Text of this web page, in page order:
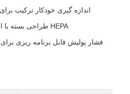
اندازه گیری خودکار ترکیب
طراحی بسته با استخراج گرد و غبار HEPA
فشار پولیش قابل برنامه ریزی